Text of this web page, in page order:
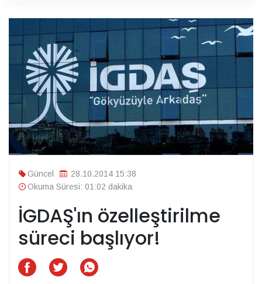
Güncel
28.10.2014 15:38
Okuma Süresi: 01:02 dakika
İGDAŞ'ın özelleştirilme
süreci başlıyor!